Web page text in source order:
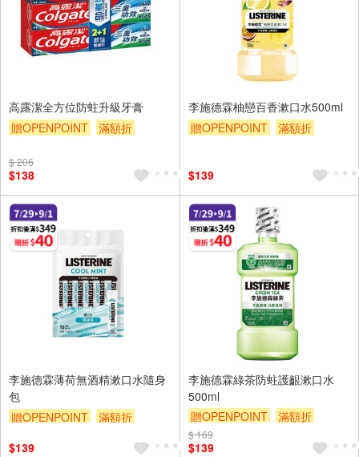
高露潔全方位防蛀升級牙膏
贈OPENPOINT
滿額折
$ 206
$138
李施德霖柚戀百香漱口水500ml
贈OPENPOINT
滿額折
$139
李施德霖薄荷無酒精漱口水隨身
包
贈OPENPOINT
滿額折
$139
李施德霖綠茶防蛀護齦漱口水
500ml
贈OPENPOINT
滿額折
贈$200
$ 169
$139